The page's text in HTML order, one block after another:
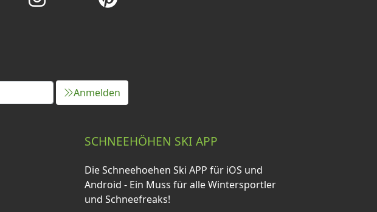
Anmelden
SCHNEEHÖHEN SKI APP
Die Schneehoehen Ski APP für iOS und
Android - Ein Muss für alle Wintersportler
und Schneefreaks!